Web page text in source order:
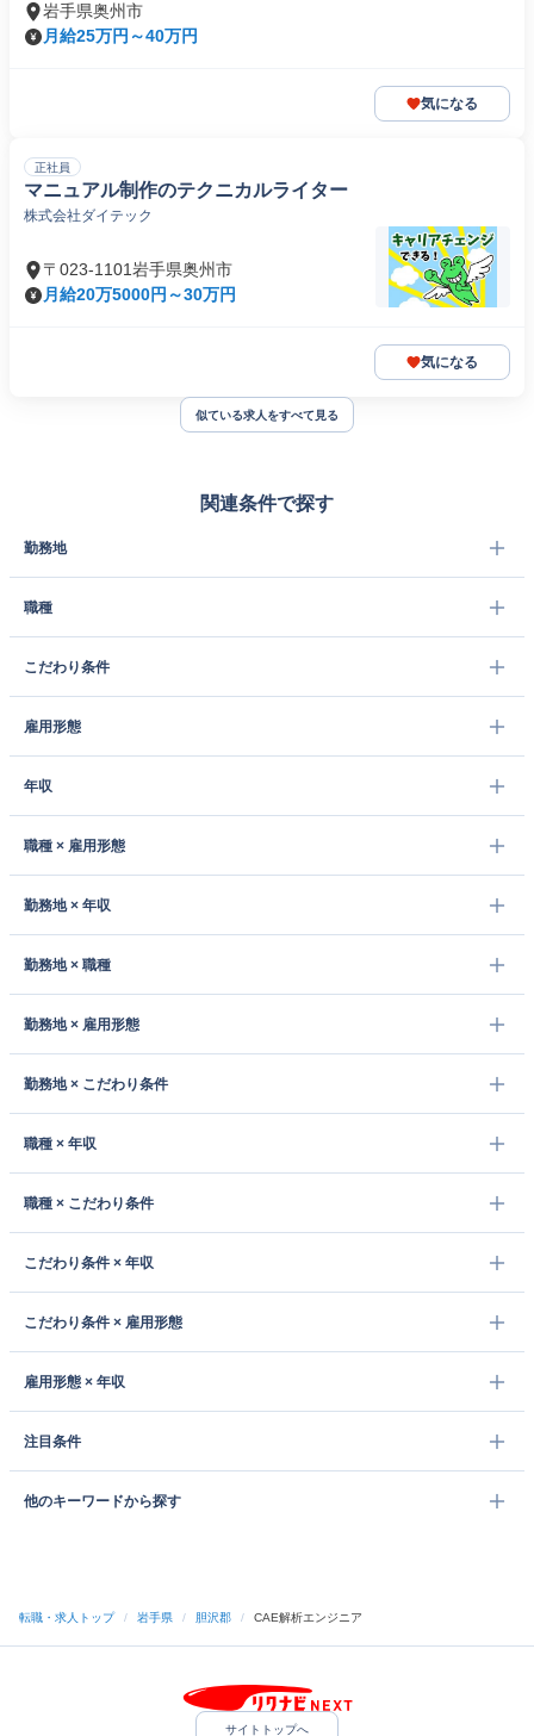
岩手県奥州市
月給25万円～40万円
気になる
正社員
マニュアル制作のテクニカルライター
株式会社ダイテック
〒023-1101岩手県奥州市
月給20万5000円～30万円
気になる
似ている求人をすべて見る
関連条件で探す
勤務地
職種
こだわり条件
雇用形態
年収
職種 × 雇用形態
勤務地 × 年収
勤務地 × 職種
勤務地 × 雇用形態
勤務地 × こだわり条件
職種 × 年収
職種 × こだわり条件
こだわり条件 × 年収
こだわり条件 × 雇用形態
雇用形態 × 年収
注目条件
他のキーワードから探す
転職・求人トップ / 岩手県 / 胆沢郡 / CAE解析エンジニア
サイトトップへ